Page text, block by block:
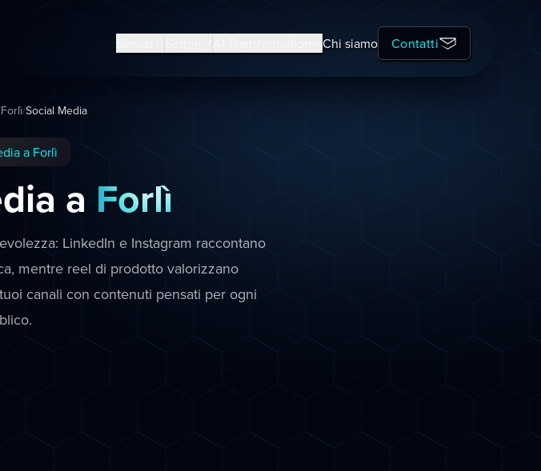
Chi siamo Contatti
Forlì/Social Media
a Forlì
a Forlì
LinkedIn e Instagram raccontano
mentre reel di prodotto valorizzano
canali con contenuti pensati per ogni